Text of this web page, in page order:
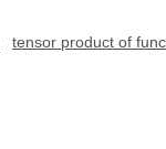
tensor product of